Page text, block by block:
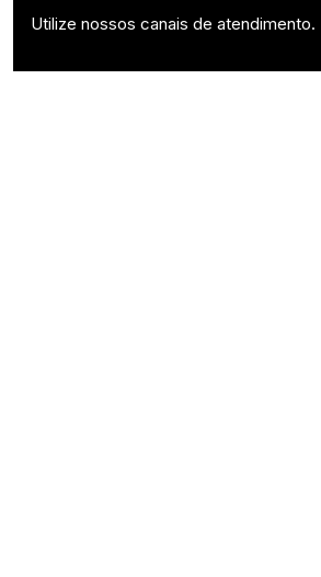
Utilize nossos canais de atendimento.